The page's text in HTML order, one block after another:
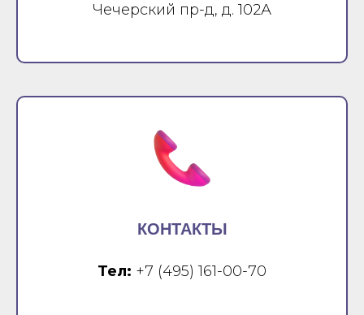
Чечерский пр-д, д. 102А
КОНТАКТЫ
Тел: +7 (495) 161-00-70